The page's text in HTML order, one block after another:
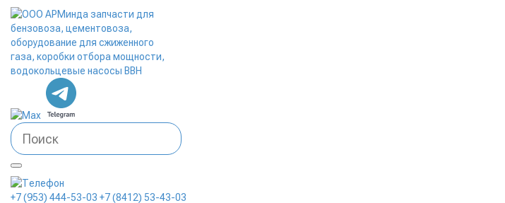
+7 (953) 444-53-03 +7 (8412) 53-43-03